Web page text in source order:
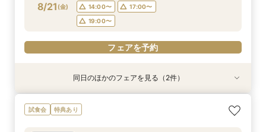
フェアを予約
フェアを予約
8/21 (金)
14:00〜
17:00〜
19:00〜
フェアを予約
特典あり
2名様～少人数プラン【送迎付きで安心】一組貸
切でおススメ♪
【遠方の方◎オンライン相談会】スマホで簡単！
豪華5大特典付き
同日のほかのフェアを見る（2件）
試食会 特典あり